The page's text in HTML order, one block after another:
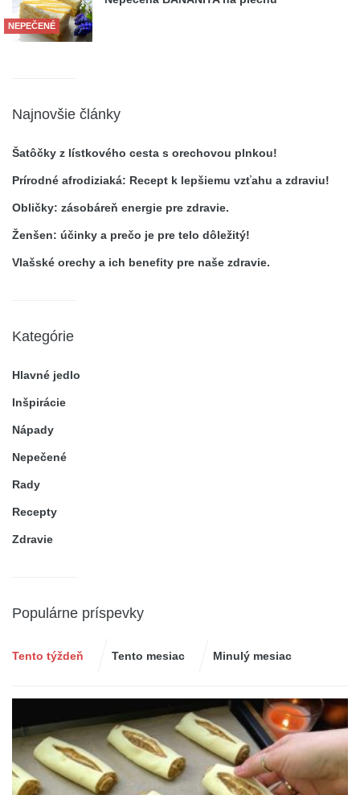
NEPEČENÉ
Najnovšie články
Šatôčky z lístkového cesta s orechovou plnkou!
Prírodné afrodiziaká: Recept k lepšiemu vzťahu a zdraviu!
Obličky: zásobáreň energie pre zdravie.
Ženšen: účinky a prečo je pre telo dôležitý!
Vlašské orechy a ich benefity pre naše zdravie.
Kategórie
Hlavné jedlo
Inšpirácie
Nápady
Nepečené
Rady
Recepty
Zdravie
Populárne príspevky
Tento týždeň Tento mesiac Minulý mesiac